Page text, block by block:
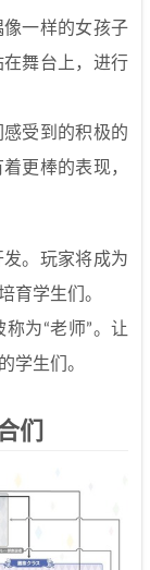
一样的女孩子
舞台上，进行
受到的积极的
更棒的表现，
。玩家将成为
育学生们。
为“老师”。让
学生们。
们